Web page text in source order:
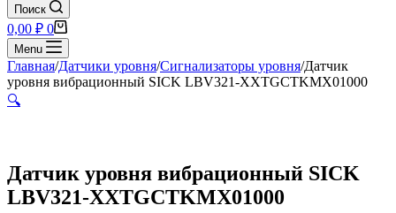
Поиск
Корзина
0,00 ₽ 0
Menu
Главная/Датчики уровня/Сигнализаторы уровня/Датчик
уровня вибрационный SICK LBV321-XXTGCTKMX01000
🔍
Датчик уровня вибрационный SICK
LBV321-XXTGCTKMX01000